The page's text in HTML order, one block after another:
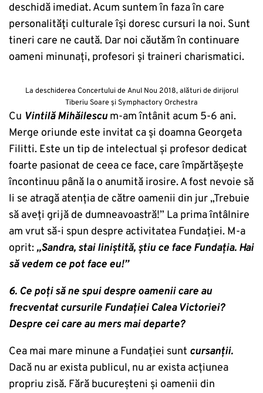
deschidă imediat. Acum suntem în faza în care
personalități culturale își doresc cursuri la noi. Sunt
tineri care ne caută. Dar noi căutăm în continuare
oameni minunați, profesori și traineri charismatici.
La deschiderea Concertului de Anul Nou 2018, alături de dirijorul
Tiberiu Soare și Symphactory Orchestra
Cu Vintilă Mihăilescum-am întânit acum 5-6 ani.
Merge oriunde este invitat ca și doamna Georgeta
Filitti. Este un tip de intelectual și profesor dedicat
foarte pasionat de ceea ce face, care împărtășește
încontinuu până la o anumită irosire. A fost nevoie să
li se atragă atenția de către oamenii din jur „Trebuie
să aveți grijă de dumneavoastră!” La prima întâlnire
am vrut să-i spun despre activitatea Fundației. M-a
oprit:„Sandra, stai liniștită, știu ce face Fundația. Hai
să vedem ce pot face eu!”
6. Ce poți să ne spui despre oamenii care au
frecventat cursurile Fundației Calea Victoriei?
Despre cei care au mers mai departe?
Cea mai mare minune a Fundației sunt cursanții.
Dacă nu ar exista publicul, nu ar exista acțiunea
propriu zisă. Fără bucureșteni și oamenii din